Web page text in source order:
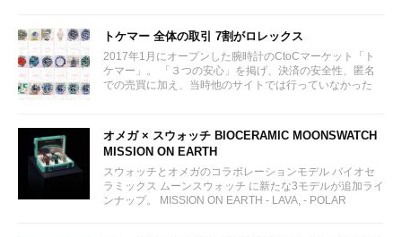
トケマー 全体の取引 7割がロレックス
2017年1月にオープンした腕時計のCtoCマーケット「ト
ケマー」。 「３つの安心」を掲げ、決済の安全性、匿名
での売買に加え、当時他のサイトでは行っていなかった
オメガ × スウォッチ BIOCERAMIC MOONSWATCH
MISSION ON EARTH
スウォッチとオメガのコラボレーションモデル バイオセ
ラミックス ムーンスウォッチ に新たな3モデルが追加ライ
ンナップ。 MISSION ON EARTH - LAVA, - POLAR